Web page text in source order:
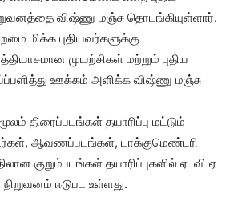
விஷ்ணு மஞ்சு தொடங்கியுள்ளார்.
மிக்க புதியவர்களுக்கு
முயற்சிகள் மற்றும் புதிய
ஊக்கம் அளிக்க விஷ்ணு மஞ்சு
திரைப்படங்கள் தயாரிப்பு மட்டும்
ஆவணப்படங்கள், டாக்குமெண்டரி
குறும்படங்கள் தயாரிப்புகளில் ஏ வி ஏ
ஈடுபட உள்ளது.